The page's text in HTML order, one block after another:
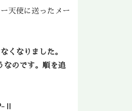
天使に送ったメー
くなりました。
なのです。順を追
Ⅱ